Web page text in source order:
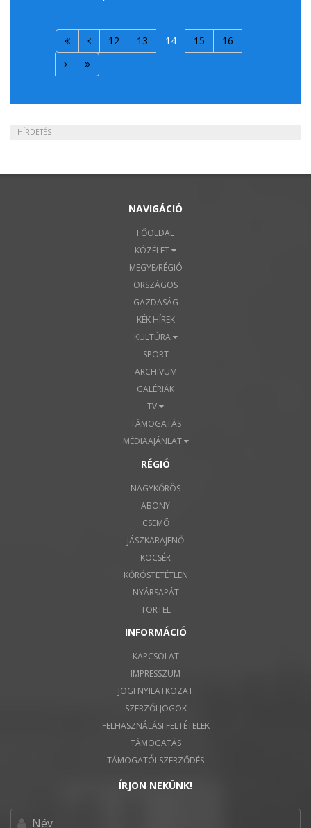
12 13 14 15 16
HÍRDETÉS
NAVIGÁCIÓ
FŐOLDAL
KÖZÉLET
MEGYE/RÉGIÓ
ORSZÁGOS
GAZDASÁG
KÉK HÍREK
KULTÚRA
SPORT
ARCHIVUM
GALÉRIÁK
TV
TÁMOGATÁS
MÉDIAAJÁNLAT
RÉGIÓ
NAGYKŐRÖS
ABONY
CSEMŐ
JÁSZKARAJENŐ
KOCSÉR
KŐRÖSTETÉTLEN
NYÁRSAPÁT
TÖRTEL
INFORMÁCIÓ
KAPCSOLAT
IMPRESSZUM
JOGI NYILATKOZAT
SZERZŐI JOGOK
FELHASZNÁLÁSI FELTÉTELEK
TÁMOGATÁS
TÁMOGATÓI SZERZŐDÉS
ÍRJON NEKÜNK!